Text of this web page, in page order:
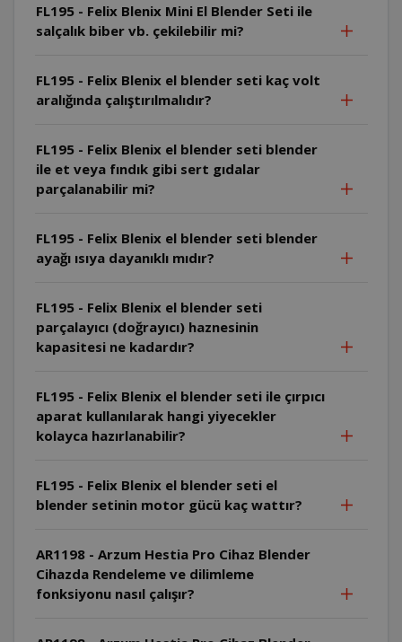
FL195 - Felix Blenix Mini El Blender Seti ile
salçalık biber vb. çekilebilir mi?
FL195 - Felix Blenix el blender seti kaç volt
aralığında çalıştırılmalıdır?
FL195 - Felix Blenix el blender seti blender
ile et veya fındık gibi sert gıdalar
parçalanabilir mi?
FL195 - Felix Blenix el blender seti blender
ayağı ısıya dayanıklı mıdır?
FL195 - Felix Blenix el blender seti
parçalayıcı (doğrayıcı) haznesinin
kapasitesi ne kadardır?
FL195 - Felix Blenix el blender seti ile çırpıcı
aparat kullanılarak hangi yiyecekler
kolayca hazırlanabilir?
FL195 - Felix Blenix el blender seti el
blender setinin motor gücü kaç wattır?
AR1198 - Arzum Hestia Pro Cihaz Blender
Cihazda Rendeleme ve dilimleme
fonksiyonu nasıl çalışır?